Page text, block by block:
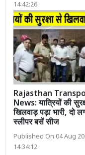
14:42:26
Rajasthan
News: यात्रियों की
खिलवाड़ पड़ा भारी, दो
स्लीपर बसें सीज
Published On 04 Aug
14:34:12